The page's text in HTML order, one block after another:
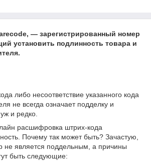
— зарегистрированный номер
установить подлинность товара и
либо несоответствие указанного кода
не всегда означает подделку и
и редко.
расшифровка штрих-кода
Почему так может быть? Зачастую,
не является поддельным, а причины
быть следующие: